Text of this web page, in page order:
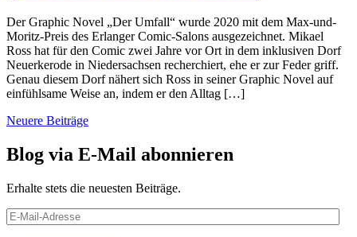
Der Graphic Novel „Der Umfall“ wurde 2020 mit dem Max-und-
Moritz-Preis des Erlanger Comic-Salons ausgezeichnet. Mikael
Ross hat für den Comic zwei Jahre vor Ort in dem inklusiven Dorf
Neuerkerode in Niedersachsen recherchiert, ehe er zur Feder griff.
Genau diesem Dorf nähert sich Ross in seiner Graphic Novel auf
einfühlsame Weise an, indem er den Alltag […]
Beitragsnavigation
Neuere Beiträge
Blog via E-Mail abonnieren
Erhalte stets die neuesten Beiträge.
E-
Mail-